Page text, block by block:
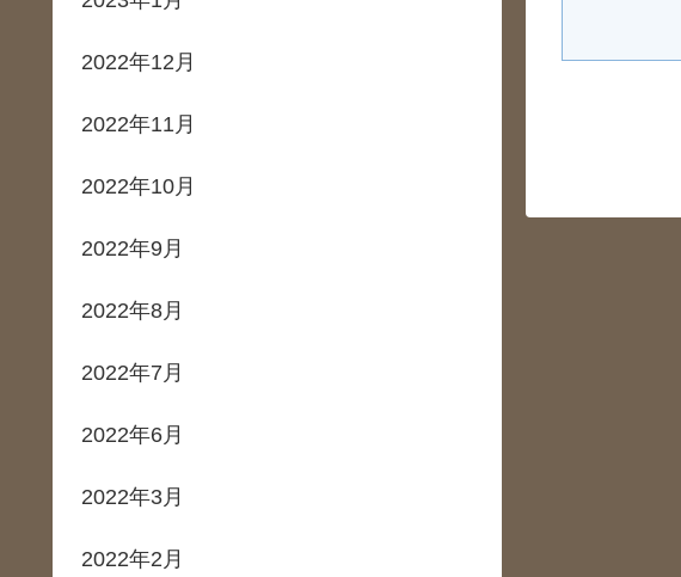
2022年12月
2022年11月
2022年10月
2022年9月
2022年8月
2022年7月
2022年6月
2022年3月
2022年2月